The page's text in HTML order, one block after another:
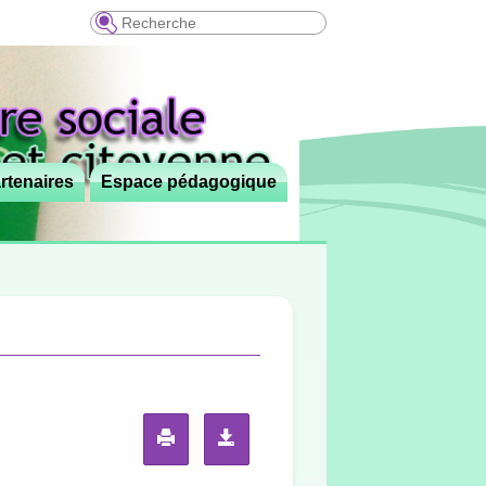
Recherche
Espace pédagogique